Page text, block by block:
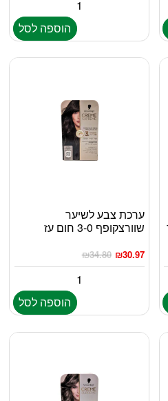
הוספה לסל
ערכת צבע לשיער
שוורצקופף 3-0 חום עז
₪34.80 ₪30.97
הוספה לסל